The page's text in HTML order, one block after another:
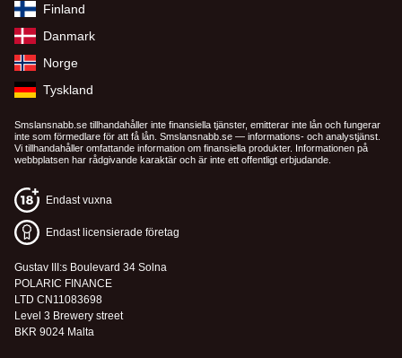
Finland
Danmark
Norge
Tyskland
Smslansnabb.se tillhandahåller inte finansiella tjänster, emitterar inte lån och fungerar
inte som förmedlare för att få lån. Smslansnabb.se — informations- och analystjänst.
Vi tillhandahåller omfattande information om finansiella produkter. Informationen på
webbplatsen har rådgivande karaktär och är inte ett offentligt erbjudande.
Endast vuxna
Endast licensierade företag
Gustav III:s Boulevard 34 Solna
POLARIC FINANCE
LTD CN11083698
Level 3 Brewery street
BKR 9024 Malta